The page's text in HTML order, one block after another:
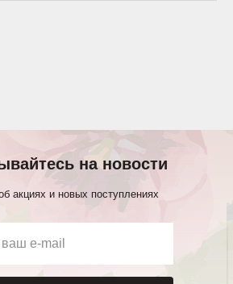
на новости
акциях и новых поступлениях